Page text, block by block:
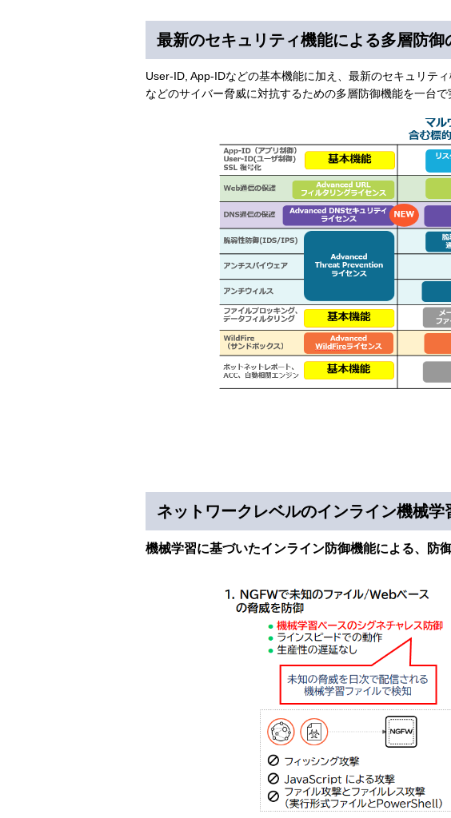
最新のセキュリティ機能による多層防御
User-ID, App-IDなどの基本機能に加え、最新のセキュリテ
などのサイバー脅威に対抗するための多層防御機能を一台で
ネットワークレベルのインライン機械学
機械学習に基づいたインライン防御機能による、防